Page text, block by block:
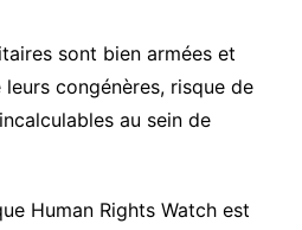
sont bien armées et
congénères, risque de
au sein de
Human Rights Watch est